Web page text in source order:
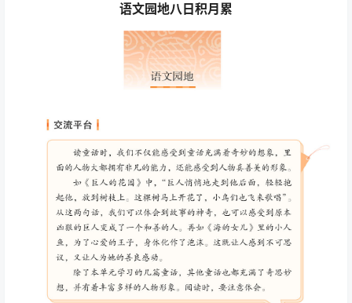
语文园地八日积月累